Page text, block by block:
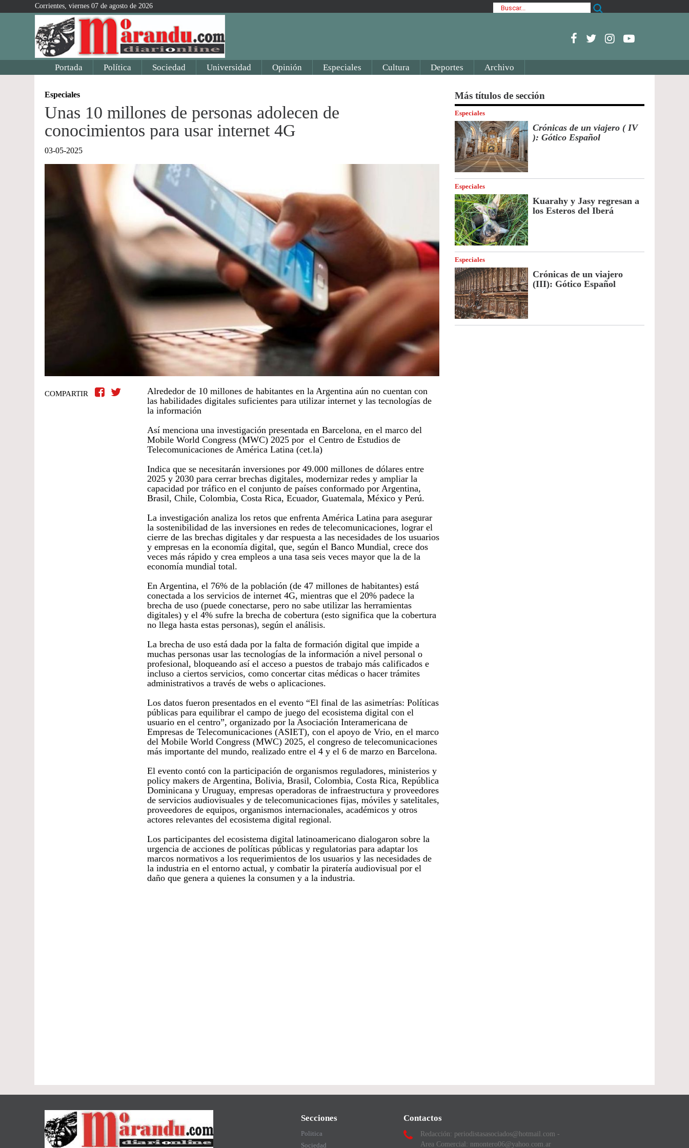
Corrientes, viernes 07 de agosto de 2026
Portada Política Sociedad Universidad Opinión Especiales Cultura Deportes Archivo
Especiales
Unas 10 millones de personas adolecen de
conocimientos para usar internet 4G
03-05-2025
COMPARTIR
Alrededor de 10 millones de habitantes en la Argentina aún no cuentan con
las habilidades digitales suficientes para utilizar internet y las tecnologías de
la información
Así menciona una investigación presentada en Barcelona, en el marco del
Mobile World Congress (MWC) 2025 por el Centro de Estudios de
Telecomunicaciones de América Latina (cet.la)
Indica que se necesitarán inversiones por 49.000 millones de dólares entre
2025 y 2030 para cerrar brechas digitales, modernizar redes y ampliar la
capacidad por tráfico en el conjunto de países conformado por Argentina,
Brasil, Chile, Colombia, Costa Rica, Ecuador, Guatemala, México y Perú.
La investigación analiza los retos que enfrenta América Latina para asegurar
la sostenibilidad de las inversiones en redes de telecomunicaciones, lograr el
cierre de las brechas digitales y dar respuesta a las necesidades de los usuarios
y empresas en la economía digital, que, según el Banco Mundial, crece dos
veces más rápido y crea empleos a una tasa seis veces mayor que la de la
economía mundial total.
En Argentina, el 76% de la población (de 47 millones de habitantes) está
conectada a los servicios de internet 4G, mientras que el 20% padece la
brecha de uso (puede conectarse, pero no sabe utilizar las herramientas
digitales) y el 4% sufre la brecha de cobertura (esto significa que la cobertura
no llega hasta estas personas), según el análisis.
La brecha de uso está dada por la falta de formación digital que impide a
muchas personas usar las tecnologías de la información a nivel personal o
profesional, bloqueando así el acceso a puestos de trabajo más calificados e
incluso a ciertos servicios, como concertar citas médicas o hacer trámites
administrativos a través de webs o aplicaciones.
Los datos fueron presentados en el evento “El final de las asimetrías: Políticas
públicas para equilibrar el campo de juego del ecosistema digital con el
usuario en el centro”, organizado por la Asociación Interamericana de
Empresas de Telecomunicaciones (ASIET), con el apoyo de Vrio, en el marco
del Mobile World Congress (MWC) 2025, el congreso de telecomunicaciones
más importante del mundo, realizado entre el 4 y el 6 de marzo en Barcelona.
El evento contó con la participación de organismos reguladores, ministerios y
policy makers de Argentina, Bolivia, Brasil, Colombia, Costa Rica, República
Dominicana y Uruguay, empresas operadoras de infraestructura y proveedores
de servicios audiovisuales y de telecomunicaciones fijas, móviles y satelitales,
proveedores de equipos, organismos internacionales, académicos y otros
actores relevantes del ecosistema digital regional.
Los participantes del ecosistema digital latinoamericano dialogaron sobre la
urgencia de acciones de políticas públicas y regulatorias para adaptar los
marcos normativos a los requerimientos de los usuarios y las necesidades de
la industria en el entorno actual, y combatir la piratería audiovisual por el
daño que genera a quienes la consumen y a la industria.
Más títulos de sección
Especiales
Crónicas de un viajero ( IV
): Gótico Español
Especiales
Kuarahy y Jasy regresan a
los Esteros del Iberá
Especiales
Crónicas de un viajero
(III): Gótico Español
Secciones
Politica
Sociedad
Contactos
Redacción: periodistasasociados@hotmail.com -
Area Comercial: nmontero06@yahoo.com.ar